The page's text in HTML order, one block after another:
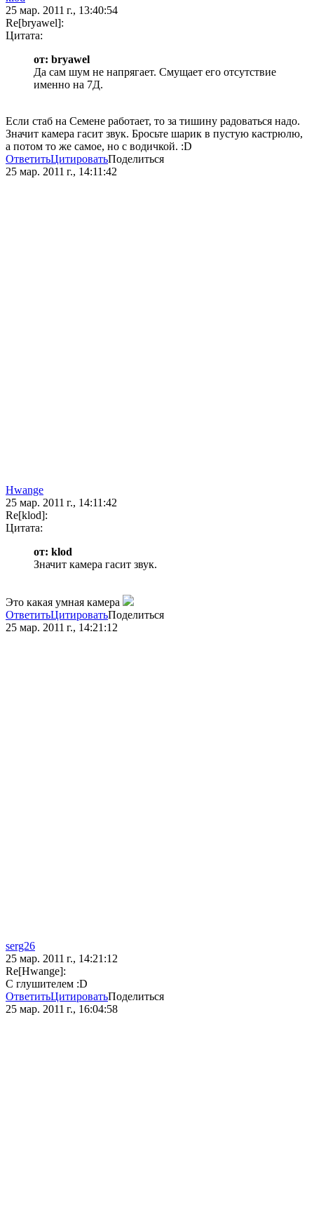
25 мар. 2011 г., 13:40:54
Re[bryawel]:
Цитата:
от: bryawel
Да сам шум не напрягает. Смущает его отсутствие
именно на 7Д.
Если стаб на Семене работает, то за тишину радоваться надо.
Значит камера гасит звук. Бросьте шарик в пустую кастрюлю,
а потом то же самое, но с водичкой. :D
ОтветитьЦитироватьПоделиться
25 мар. 2011 г., 14:11:42
Hwange
25 мар. 2011 г., 14:11:42
Re[klod]:
Цитата:
от: klod
Значит камера гасит звук.
Это какая умная камера
ОтветитьЦитироватьПоделиться
25 мар. 2011 г., 14:21:12
serg26
25 мар. 2011 г., 14:21:12
Re[Hwange]:
С глушителем :D
ОтветитьЦитироватьПоделиться
25 мар. 2011 г., 16:04:58